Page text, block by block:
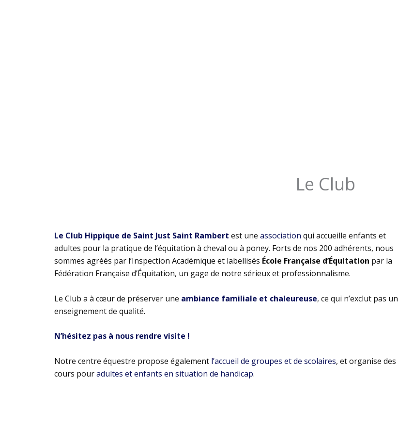
Le Club
Le Club Hippique de Saint Just Saint Rambert est une association qui accueille enfants et
adultes pour la pratique de l’équitation à cheval ou à poney. Forts de nos 200 adhérents, nous
sommes agréés par l’Inspection Académique et labellisés École Française d’Équitation par la
Fédération Française d’Équitation, un gage de notre sérieux et professionnalisme.
Le Club a à cœur de préserver une ambiance familiale et chaleureuse, ce qui n’exclut pas un
enseignement de qualité.
N’hésitez pas à nous rendre visite !
Notre centre équestre propose également l’accueil de groupes et de scolaires, et organise des
cours pouradultes et enfants en situation de handicap.